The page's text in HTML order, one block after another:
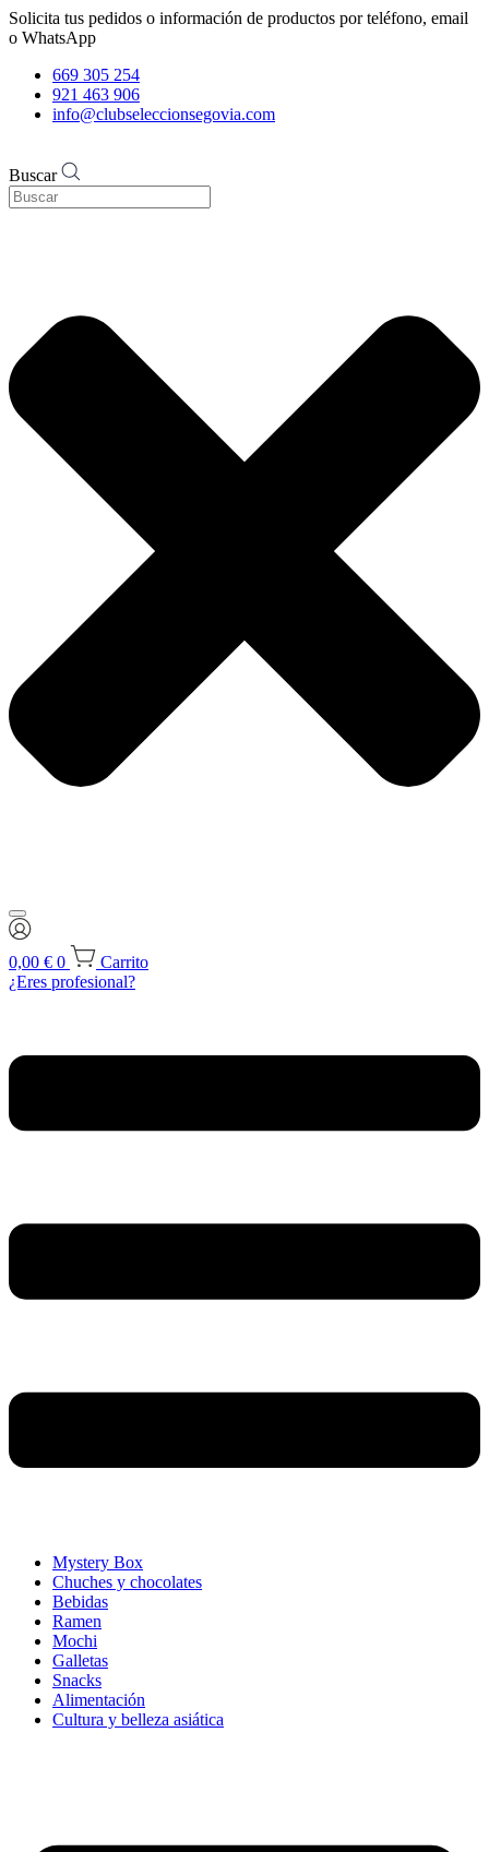
Solicita tus pedidos o información de productos por teléfono, email
o WhatsApp
669 305 254
921 463 906
info@clubseleccionsegovia.com
Buscar
0,00 € 0
Carrito
¿Eres profesional?
Mystery Box
Chuches y chocolates
Bebidas
Ramen
Mochi
Galletas
Snacks
Alimentación
Cultura y belleza asiática